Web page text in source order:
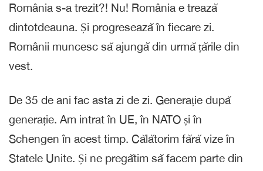
România s-a trezit?! Nu! România e trează
dintotdeauna. Și progresează în fiecare zi.
Românii muncesc să ajungă din urmă țările din
vest.
De 35 de ani fac asta zi de zi. Generație după
generație. Am intrat în UE, în NATO și în
Schengen în acest timp. Călătorim fără vize în
Statele Unite. Și ne pregătim să facem parte din